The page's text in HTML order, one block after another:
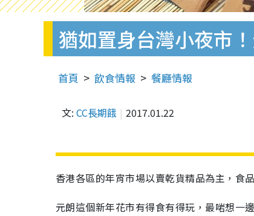
猶如置身台灣小夜市
首頁 飲食情報 餐廳情報
文: CC長期餓 2017.01.22
香港各區的年宵市場以賣乾貨精品為主，食
元朗這個新年花市有得食有得玩，最啱想一